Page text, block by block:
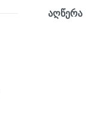
აღწერა